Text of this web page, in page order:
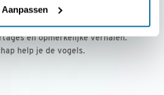
Aanpassenvoor € 36,00 per jaar
voor onze leden, met
en opmerkelijke verhalen.
help je de vogels.